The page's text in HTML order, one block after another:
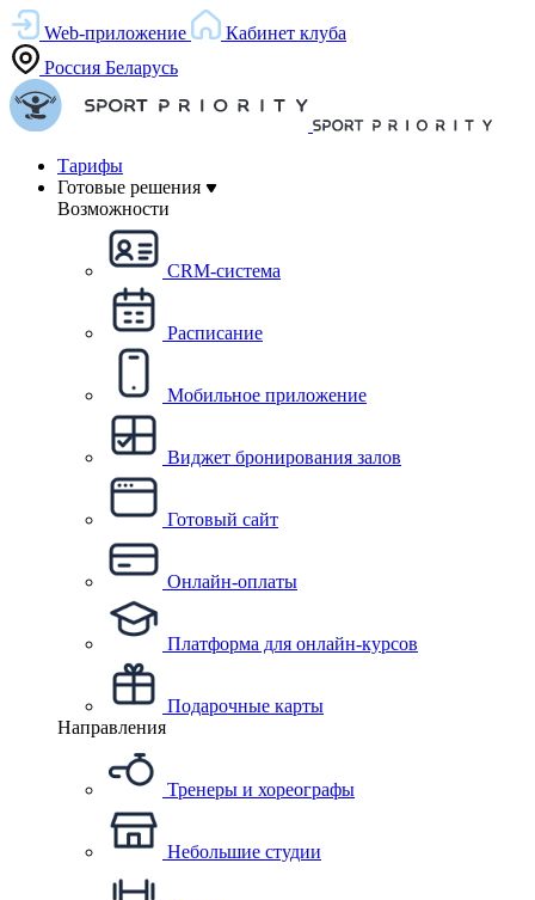
Web-приложение
Кабинет клуба
Россия Беларусь
Тарифы
Готовые решения
Возможности
CRM-система
Расписание
Мобильное приложение
Виджет бронирования залов
Готовый сайт
Онлайн-оплаты
Платформа для онлайн-курсов
Подарочные карты
Направления
Тренеры и хореографы
Небольшие студии